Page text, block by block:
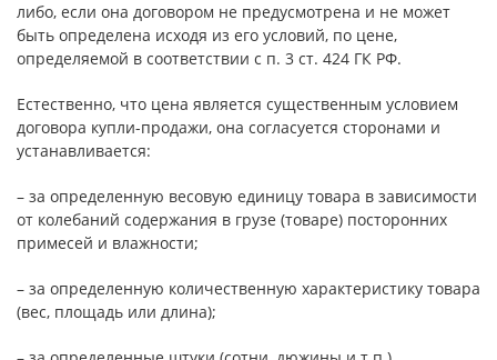
либо, если она договором не предусмотрена и не может
быть определена исходя из его условий, по цене,
определяемой в соответствии с п. 3 ст. 424 ГК РФ.
Естественно, что цена является существенным условием
договора купли-продажи, она согласуется сторонами и
устанавливается:
– за определенную весовую единицу товара в зависимости
от колебаний содержания в грузе (товаре) посторонних
примесей и влажности;
– за определенную количественную характеристику товара
(вес, площадь или длина);